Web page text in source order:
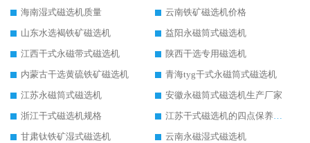
海南湿式磁选机质量
云南铁矿磁选机价格
山东水选褐铁矿磁选机
益阳永磁筒式磁选机
江西干式永磁带式磁选机
陕西干选专用磁选机
内蒙古干选黄硫铁矿磁选机
青海tyg干式永磁筒式磁选机
江苏永磁筒式磁选机
安徽永磁筒式磁选机生产厂家
浙江干式磁选机规格
江苏干式磁选机的四点保养秘籍
甘肃钛铁矿湿式磁选机
云南永磁湿式磁选机